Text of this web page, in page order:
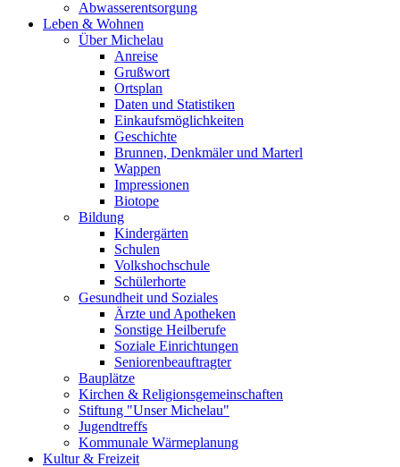
Abwasserentsorgung
Leben & Wohnen
Über Michelau
Anreise
Grußwort
Ortsplan
Daten und Statistiken
Einkaufsmöglichkeiten
Geschichte
Brunnen, Denkmäler und Marterl
Wappen
Impressionen
Biotope
Bildung
Kindergärten
Schulen
Volkshochschule
Schülerhorte
Gesundheit und Soziales
Ärzte und Apotheken
Sonstige Heilberufe
Soziale Einrichtungen
Seniorenbeauftragter
Bauplätze
Kirchen & Religionsgemeinschaften
Stiftung "Unser Michelau"
Jugendtreffs
Kommunale Wärmeplanung
Kultur & Freizeit